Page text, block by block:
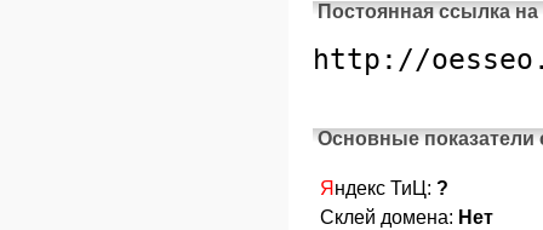
Постоянная ссылка на
Основные показатели
Я ндекс ТиЦ: ?
Склей домена: Нет